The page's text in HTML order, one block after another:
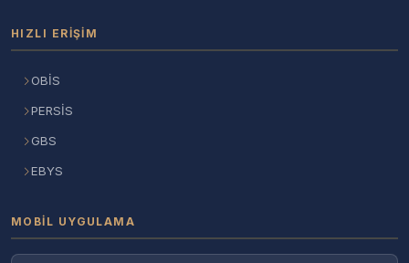
HIZLI ERIŞIM
OBİS
PERSİS
GBS
EBYS
MOBIL UYGULAMA